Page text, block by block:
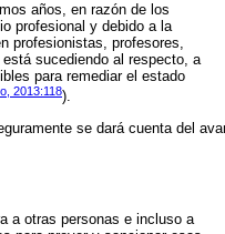
años, en razón de los
profesional y debido a la
profesionistas, profesores,
sucediendo al respecto, a
para remediar el estado
2013:118).
se dará cuenta del
a otras personas e incluso a